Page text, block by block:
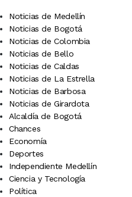
Noticias de Medellín
Noticias de Bogotá
Noticias de Colombia
Noticias de Bello
Noticias de Caldas
Noticias de La Estrella
Noticias de Barbosa
Noticias de Girardota
Alcaldía de Bogotá
Chances
Economía
Deportes
Independiente Medellín
Ciencia y Tecnología
Política